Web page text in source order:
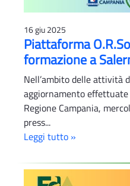
16 giu 2025
Piattaforma
formazione a
Nell’ambito delle attività
aggiornamento
Regione Campania,
press...
Leggi tutto »